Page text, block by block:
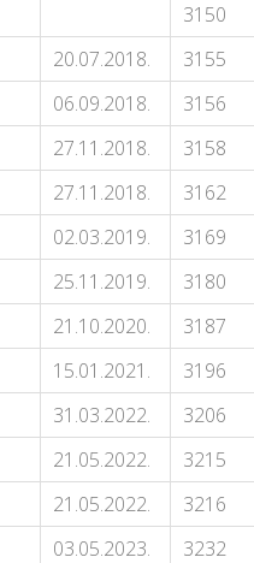
3150
20.07.2018.
3155
06.09.2018.
3156
27.11.2018.
3158
27.11.2018.
3162
02.03.2019.
3169
25.11.2019.
3180
21.10.2020.
3187
15.01.2021.
3196
31.03.2022.
3206
21.05.2022.
3215
21.05.2022.
3216
03.05.2023.
3232